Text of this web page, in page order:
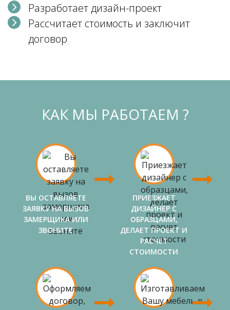
Разработает дизайн-проект
Рассчитает стоимость и заключит
договор
КАК МЫ РАБОТАЕМ ?
ВЫ ОСТАВЛЯЕТЕ
ЗАЯВКУ НА ВЫЗОВ
ЗАМЕРЩИКА ИЛИ
ЗВОНИТЕ
ПРИЕЗЖАЕТ
ДИЗАЙНЕР С
ОБРАЗЦАМИ,
ДЕЛАЕТ ПРОЕКТ И
РАСЧЕТ
СТОИМОСТИ